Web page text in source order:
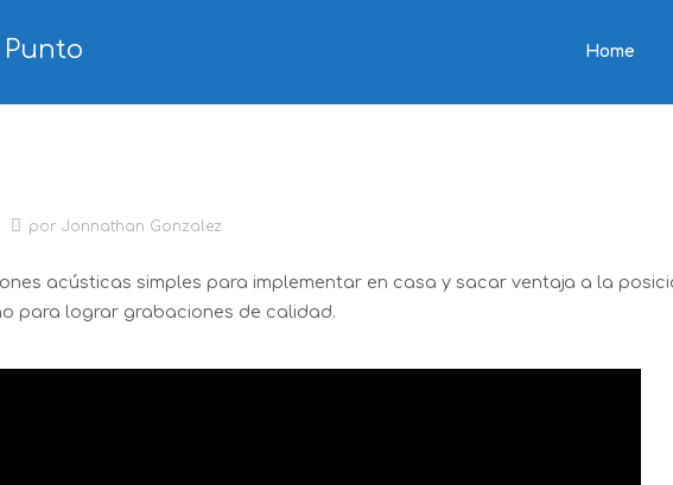
Home
por Jonnathan Gonzalez
acústicas simples para implementar en casa y sacar ventaja a la
para lograr grabaciones de calidad.